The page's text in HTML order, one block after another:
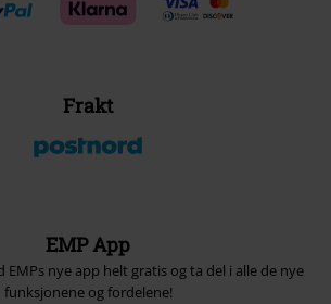
Frakt
EMP App
EMPs nye app helt gratis og ta del i alle de nye
funksjonene og fordelene!